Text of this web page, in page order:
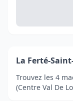
La Ferté-
Trouvez les 4
(Centre Val De